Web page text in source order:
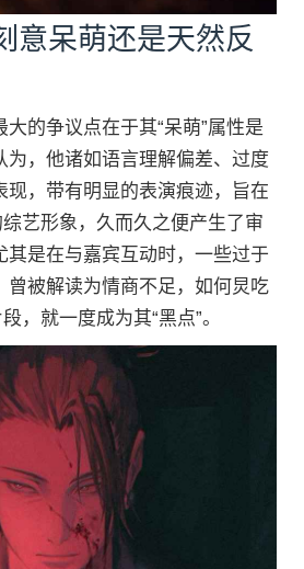
意呆萌还是天然反
的争议点在于其“呆萌”属性是
为，他诸如语言理解偏差、过度
现，带有明显的表演痕迹，旨在
综艺形象，久而久之便产生了审
其是在与嘉宾互动时，一些过于
曾被解读为情商不足，如何炅吃
，就一度成为其“黑点”。